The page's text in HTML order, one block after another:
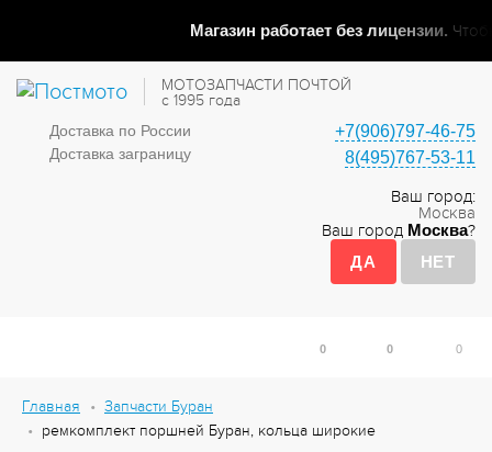
Магазин работает без лицензии.
МОТОЗАПЧАСТИ ПОЧТОЙ
с 1995 года
Доставка по России
Доставка заграницу
+7(906)797-46-75
8(495)767-53-11
Ваш город:
Москва
Ваш город Москва?
0
0 0
Главная
Запчасти Буран
ремкомплект поршней Буран, кольца широкие